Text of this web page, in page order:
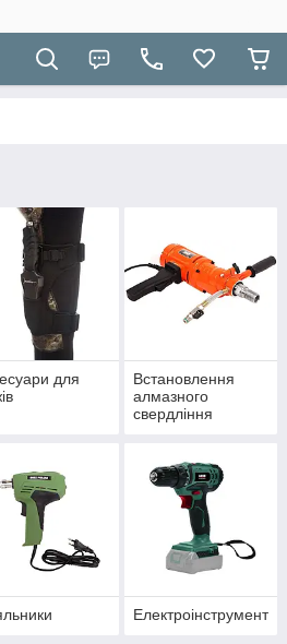
для
Встановлення
алмазного
свердління
Електроінструмент